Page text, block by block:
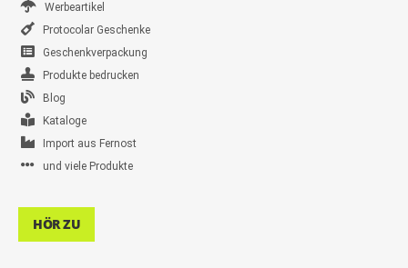
Werbeartikel
Protocolar Geschenke
Geschenkverpackung
Produkte bedrucken
Blog
Kataloge
Import aus Fernost
und viele Produkte
HÖR ZU